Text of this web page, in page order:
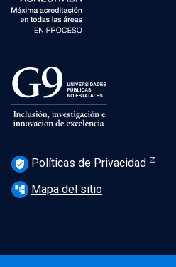
verified_user Políticas de Privacidad
account_tree Mapa del sitio